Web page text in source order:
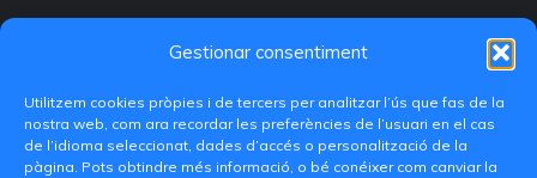
Gestionar consentiment
Utilitzem cookies pròpies i de tercers per analitzar l’ús que fas de la
nostra web, com ara recordar les preferències de l’usuari en el cas
de l’idioma seleccionat, dades d’accés o personalització de la
pàgina. Pots obtindre més informació, o bé conéixer com canviar la